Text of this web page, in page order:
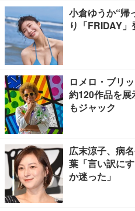
小倉ゆうか“帰
り「FRIDAY」
ロメロ・ブリ
約120作品を
もジャック
広末涼子、病
葉「言い訳に
か迷った」